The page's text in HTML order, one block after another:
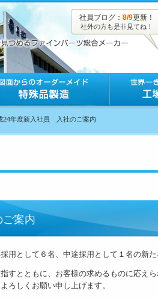
社員ブログ： 8/9更新！
社外の方も是非見てね！
24年度新入社員 入社のご案内
案内
として６名、中途採用として１名の新た
とともに、お客様の求めるものに応えら
しくお願い申し上げます。